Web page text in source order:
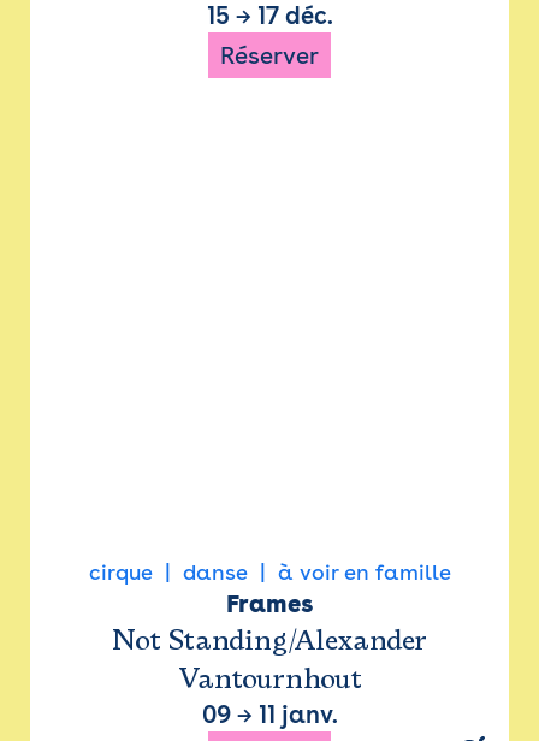
15 → 17 déc.
Réserver
cirque danse à voir en famille
Frames
Not Standing/Alexander
Vantournhout
09→ 11 janv.